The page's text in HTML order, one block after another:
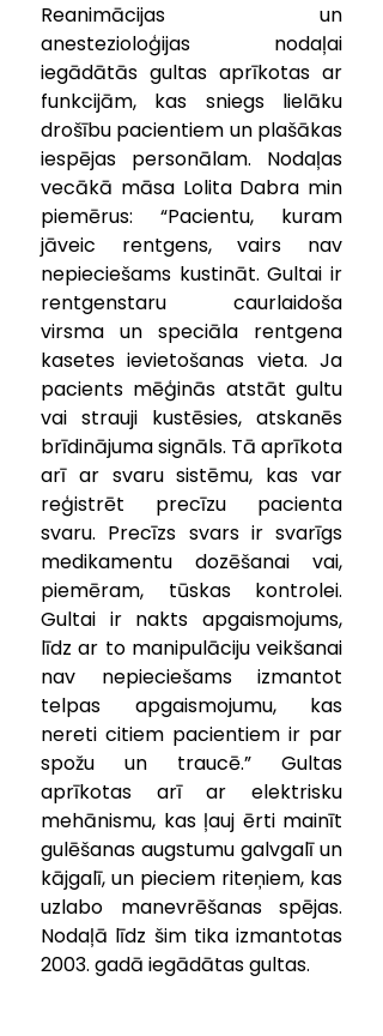
Reanimācijas un
anestezioloģijas nodaļai
iegādātās gultas aprīkotas ar
funkcijām, kas sniegs lielāku
drošību pacientiem un plašākas
iespējas personālam. Nodaļas
vecākā māsa Lolita Dabra min
piemērus: “Pacientu, kuram
jāveic rentgens, vairs nav
nepieciešams kustināt. Gultai ir
rentgenstaru caurlaidoša
virsma un speciāla rentgena
kasetes ievietošanas vieta. Ja
pacients mēģinās atstāt gultu
vai strauji kustēsies, atskanēs
brīdinājuma signāls. Tā aprīkota
arī ar svaru sistēmu, kas var
reģistrēt precīzu pacienta
svaru. Precīzs svars ir svarīgs
medikamentu dozēšanai vai,
piemēram, tūskas kontrolei.
Gultai ir nakts apgaismojums,
līdz ar to manipulāciju veikšanai
nav nepieciešams izmantot
telpas apgaismojumu, kas
nereti citiem pacientiem ir par
spožu un traucē.” Gultas
aprīkotas arī ar elektrisku
mehānismu, kas ļauj ērti mainīt
gulēšanas augstumu galvgalī un
kājgalī, un pieciem riteņiem, kas
uzlabo manevrēšanas spējas.
Nodaļā līdz šim tika izmantotas
2003. gadā iegādātas gultas.